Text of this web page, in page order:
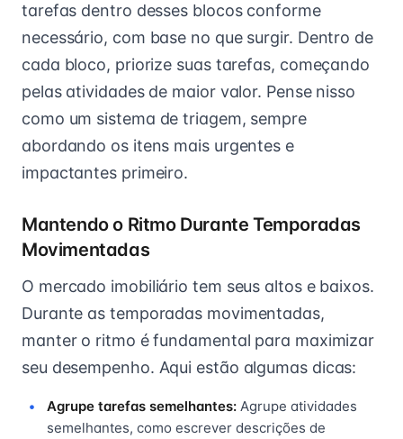
tarefas dentro desses blocos conforme
necessário, com base no que surgir. Dentro de
cada bloco, priorize suas tarefas, começando
pelas atividades de maior valor. Pense nisso
como um sistema de triagem, sempre
abordando os itens mais urgentes e
impactantes primeiro.
Mantendo o Ritmo Durante Temporadas
Movimentadas
O mercado imobiliário tem seus altos e baixos.
Durante as temporadas movimentadas,
manter o ritmo é fundamental para maximizar
seu desempenho. Aqui estão algumas dicas:
Agrupe tarefas semelhantes: Agrupe atividades
semelhantes, como escrever descrições de